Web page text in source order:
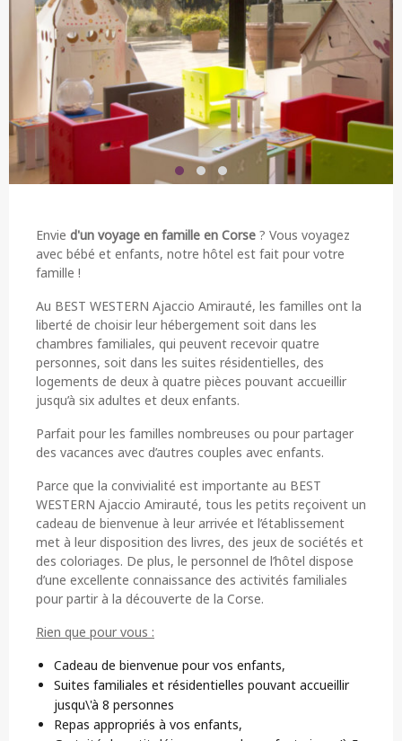
Envie d'un voyage en famille en Corse ? Vous voyagez
avec bébé et enfants, notre hôtel est fait pour votre
famille !
Au BEST WESTERN Ajaccio Amirauté, les familles ont la
liberté de choisir leur hébergement soit dans les
chambres familiales, qui peuvent recevoir quatre
personnes, soit dans les suites résidentielles, des
logements de deux à quatre pièces pouvant accueillir
jusqu’à six adultes et deux enfants.
Parfait pour les familles nombreuses ou pour partager
des vacances avec d’autres couples avec enfants.
Parce que la convivialité est importante au BEST
WESTERN Ajaccio Amirauté, tous les petits reçoivent un
cadeau de bienvenue à leur arrivée et l’établissement
met à leur disposition des livres, des jeux de sociétés et
des coloriages. De plus, le personnel de l’hôtel dispose
d’une excellente connaissance des activités familiales
pour partir à la découverte de la Corse.
Rien que pour vous :
Cadeau de bienvenue pour vos enfants,
Suites familiales et résidentielles pouvant accueillir
jusqu\'à 8 personnes
Repas appropriés à vos enfants,